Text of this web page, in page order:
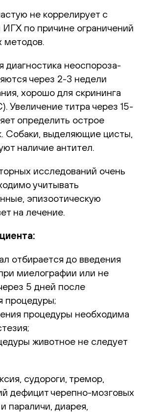
не коррелирует с
ИГХ по причине ограничений
методов.
диагностика неоспороза-
через 2-3 недели
хорошо для скрининга
Увеличение титра через 15-
определить острое
Собаки, выделяющие цисты,
наличие антител.
исследований очень
учитывать
эпизоотическую
на лечение.
отбирается до введения
миелографии или не
5 дней после
процедуры;
процедуры необходима
животное не следует
судороги, тремор,
дефицит черепно-мозговых
параличи, диарея,